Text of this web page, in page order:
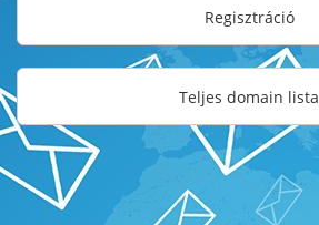
Regisztráció
Teljes domain lista